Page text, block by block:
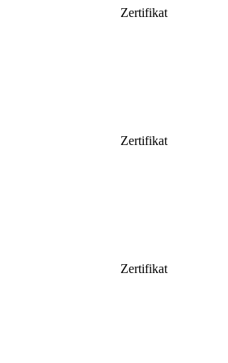
Zertifikat
Zertifikat
Zertifikat